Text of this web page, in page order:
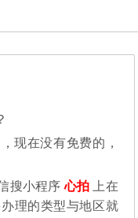
现在没有免费的，
搜小程序心拍 上在
理的类型与地区就